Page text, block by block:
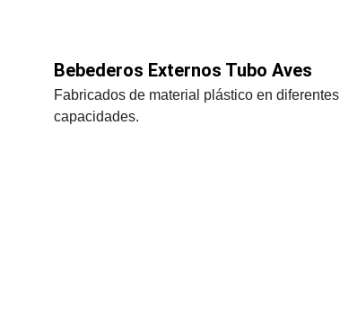
Bebederos Externos Tubo Aves
Fabricados de material plástico en diferentes
capacidades.